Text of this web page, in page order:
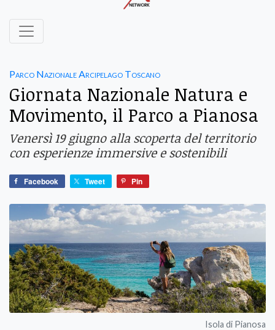
Parco Nazionale Arcipelago Toscano
Giornata Nazionale Natura e
Movimento, il Parco a Pianosa
Venersì 19 giugno alla scoperta del territorio
con esperienze immersive e sostenibili
Facebook Tweet Pin
Isola di Pianosa